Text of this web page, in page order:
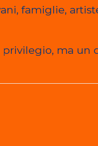
famiglie,
ma un